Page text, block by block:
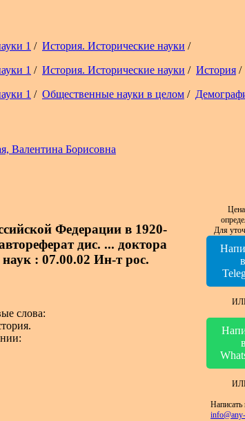
1 / История. Исторические науки /
1 / История. Исторические науки / История /
1 / Общественные науки в целом /
Валентина Борисовна
Федерации в 1920-
дис. ... доктора
наук : 07.00.02 Ин-т рос.
слова:
Для
в
в
Написать